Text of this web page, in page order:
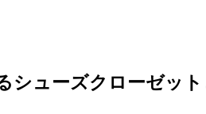
シューズクローゼッ